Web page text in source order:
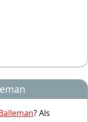
? Als